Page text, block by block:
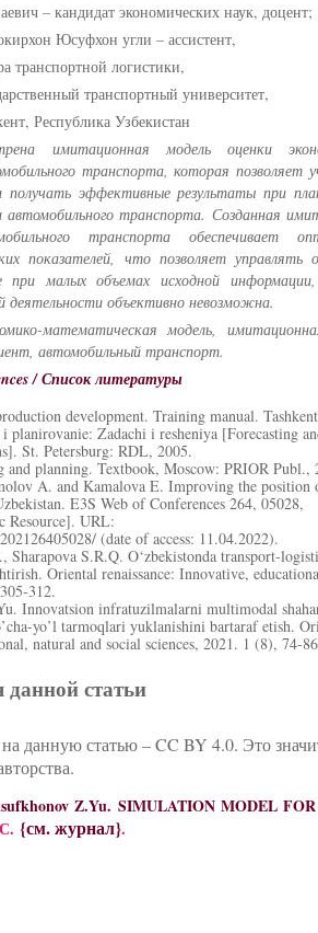
– кандидат экономических наук, доцент;
Юсуфхон угли – ассистент,
транспортной логистики,
транспортный университет,
Республика Узбекистан
имитационная модель оценки
транспорта, которая позволяет
эффективные результаты при
автомобильного транспорта. Созданная
транспорта обеспечивает
показателей, что позволяет управлять
при малых объемах исходной
деятельности объективно невозможна.
математическая модель,
автомобильный транспорт.
/ Список литературы
development. Training manual.
planirovanie: Zadachi i resheniya [Forecasting
St. Petersburg: RDL, 2005.
and planning. Textbook, Moscow: PRIOR Publ.,
A. and Kamalova E. Improving the position
E3S Web of Conferences 264, 05028,
Resource]. URL:
(date of access: 11.04.2022).
S.R.Q. O‘zbekistonda transport-
Oriental renaissance: Innovative,
312.
Innovatsion infratuzilmalarni multimodal
yo’l tarmoqlari yuklanishini bartaraf etish.
natural and social sciences, 2021. 1 (8), 74-
статьи
данную статью – CC BY 4.0. Это
Z.Yu. SIMULATION MODEL
{см. журнал}.